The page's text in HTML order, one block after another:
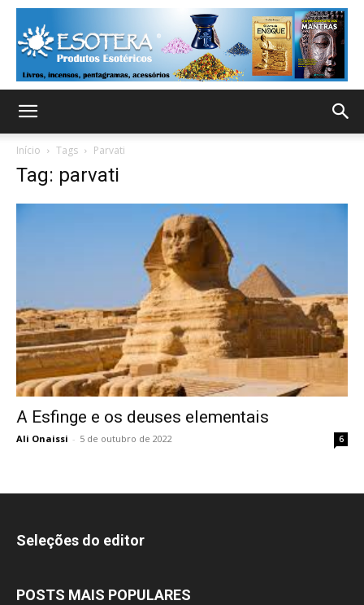
Início Tags Parvati
Tag: parvati
A Esfinge e os deuses elementais
Ali Onaissi - 5 de outubro de 2022 6
Seleções do editor
POSTS MAIS POPULARES